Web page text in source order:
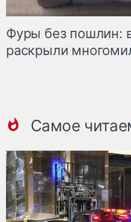
Фуры без пошлин:
раскрыли
Самое